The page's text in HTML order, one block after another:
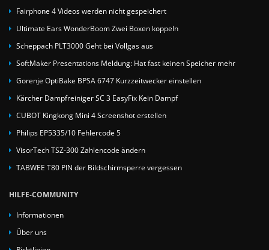
Fairphone 4 Videos werden nicht gespeichert
Ultimate Ears WonderBoom Zwei Boxen koppeln
Scheppach PLT3000 Geht bei Vollgas aus
SoftMaker Presentations Meldung: Hat fast keinen Speicher mehr
Gorenje OptiBake BPSA 6747 Kurzzeitwecker einstellen
Kärcher Dampfreiniger SC 3 EasyFix Kein Dampf
CUBOT Kingkong Mini 4 Screenshot erstellen
Philips EP5335/10 Fehlercode 5
VisorTech TSZ-300 Zahlencode ändern
TABWEE T80 PIN der Bildschirmsperre vergessen
HILFE-COMMUNITY
Informationen
Über uns